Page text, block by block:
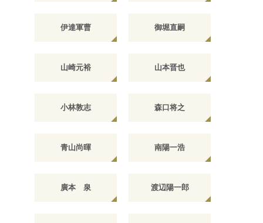
伊達軍曹 御堀直嗣
山崎元裕 山本晋也
小林敦志 森口将之
青山尚暉 南陽一浩
廣本 泉 渡辺陽一郎